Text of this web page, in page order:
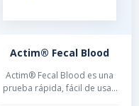
Actim® Fecal Blood
Actim® Fecal Blood es una
prueba rápida, fácil de usar,